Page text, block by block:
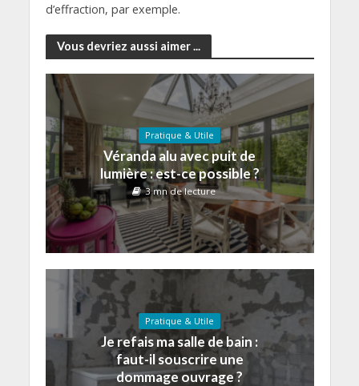
d’effraction, par exemple.
Vous devriez aussi aimer ...
Pratique & Utile
Véranda alu avec puit de
lumière : est-ce possible ?
3 mn de lecture
Pratique & Utile
Je refais ma salle de bain :
faut-il souscrire une
dommage ouvrage ?